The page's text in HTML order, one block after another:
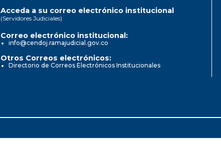
Acceda a su correo electrónico institucional
(Servidores Judiciales)
Correo electrónico institucional:
info@cendoj.ramajudicial.gov.co
Otros Correos electrónicos:
Directorio de Correos Electrónicos Institucionales